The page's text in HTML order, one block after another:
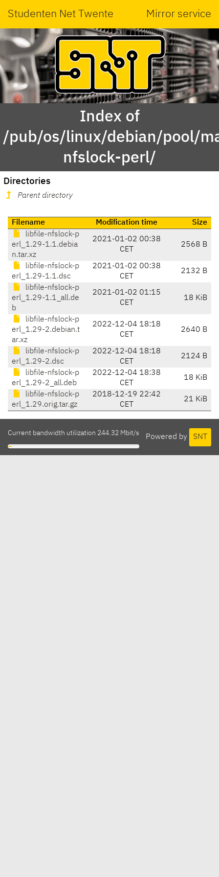
Studenten Net Twente Mirror service
Index of
/pub/os/linux/debian/pool/
nfslock-perl/
Directories
Parent directory
Filename Modification time
Size
libfile-nfslock-p
erl_1.29-1.1.debia
n.tar.xz
2021-01-02 00:38
CET
2568 B
libfile-nfslock-p
erl_1.29-1.1.dsc
2021-01-02 00:38
CET
2132 B
libfile-nfslock-p
erl_1.29-1.1_all.de
b
2021-01-02 01:15
CET
18 KiB
libfile-nfslock-p
erl_1.29-2.debian.t
ar.xz
2022-12-04 18:18
CET
2640 B
libfile-nfslock-p
erl_1.29-2.dsc
2022-12-04 18:18
CET
2124 B
libfile-nfslock-p
erl_1.29-2_all.deb
2022-12-04 18:38
CET
18 KiB
libfile-nfslock-p
erl_1.29.orig.tar.gz
2018-12-19 22:42
CET
21 KiB
Powered by SNT
Current bandwidth utilization 244.32 Mbit/s